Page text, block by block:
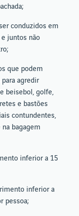
conduzidos em
juntos não
que podem
agredir
beisebol, golfe,
e bastões
contundentes,
bagagem
inferior a 15
inferior a
pessoa;